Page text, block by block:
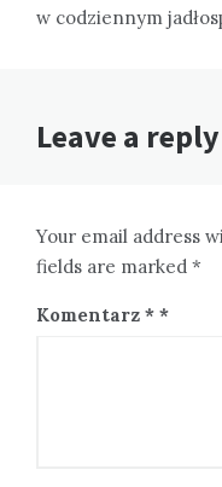
w codziennym
Leave a reply
Your email address
fields are marked *
Komentarz *